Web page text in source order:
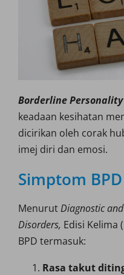
Borderline
keadaan kesihatan
dicirikan oleh corak
imej diri dan emosi.
Simptom BPD
MenurutDiagnostic
Disorders, Edisi Kelima
BPD termasuk:
Rasa takut